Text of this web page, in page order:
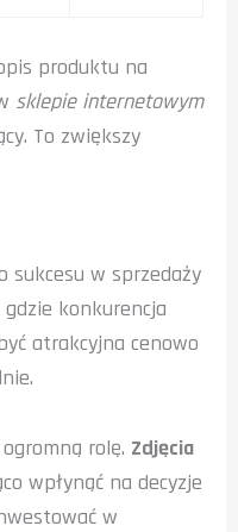
produktu na
sklepie internetowym
To zwiększy
sukcesu w sprzedaży
konkurencja
atrakcyjna cenowo
rolę. Zdjęcia
wpłynąć na decyzje
w